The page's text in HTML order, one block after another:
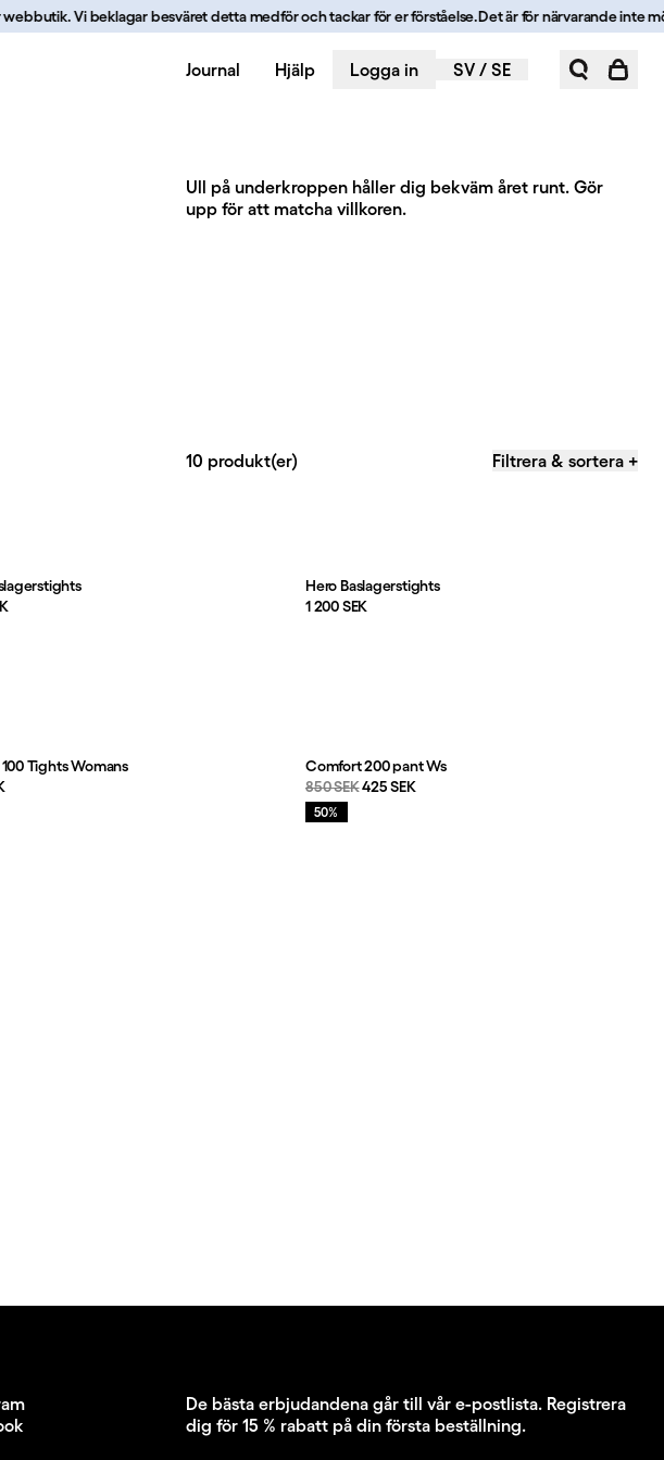
Vi beklagar besväret detta medför och tackar för er förståelse.Det är för närvarande inte
Journal Hjälp Logga in SV / SE
Ull på underkroppen håller dig bekväm året runt. Gör
upp för att matcha villkoren.
10 produkt(er) Filtrera & sortera +
Hero Baslagerstights
Pris:
1 200 SEK
Tights Womans
Comfort 200 pant Ws
Originalpris:
850 SEKReapris:
425 SEK
Rea:
50%
De bästa erbjudandena går till vår e-postlista. Registrera
dig för 15 % rabatt på din första beställning.